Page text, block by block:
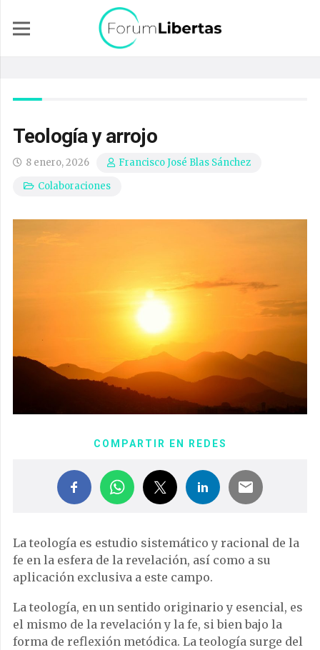
Teología y arrojo
8 enero, 2026
Francisco José Blas Sánchez
Colaboraciones
COMPARTIR EN REDES
La teología es estudio sistemático y racional de la
fe en la esfera de la revelación, así como a su
aplicación exclusiva a este campo.
La teología, en un sentido originario y esencial, es
el mismo de la revelación y la fe, si bien bajo la
forma de reflexión metódica. La teología surge del